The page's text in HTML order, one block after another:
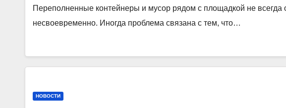
Переполненные контейнеры и мусор рядом с площадкой не всегда
несвоевременно. Иногда проблема связана с тем, что…
НОВОСТИ